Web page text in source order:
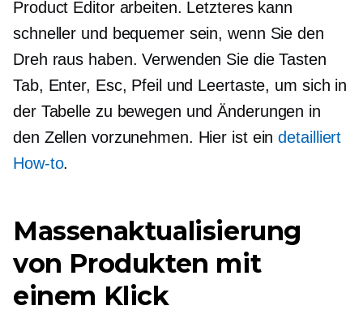
Product Editor arbeiten. Letzteres kann
schneller und bequemer sein, wenn Sie den
Dreh raus haben. Verwenden Sie die Tasten
Tab, Enter, Esc, Pfeil und Leertaste, um sich in
der Tabelle zu bewegen und Änderungen in
den Zellen vorzunehmen. Hier ist eindetailliert
How-to.
Massenaktualisierung
von Produkten mit
einem Klick